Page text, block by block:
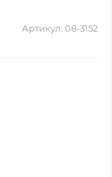
Артикул: 08-3152